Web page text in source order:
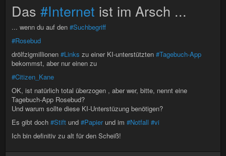
Das #Internet ist im Arsch ...
... wenn du auf den #Suchbegriff
#Rosebud
drölfzigmillionen #Links zu einer KI-unterstützten #Tagebuch-App
bekommst, aber nur einen zu
#Citizen_Kane
OK, ist natürlich total überzogen , aber wer, bitte, nennt eine
Tagebuch-App Rosebud?
Und warum sollte diese KI-Unterstüzung benötigen?
Es gibt doch #Stift und #Papierund im #Notfall #vi
Ich bin definitiv zu alt für den Scheiß!